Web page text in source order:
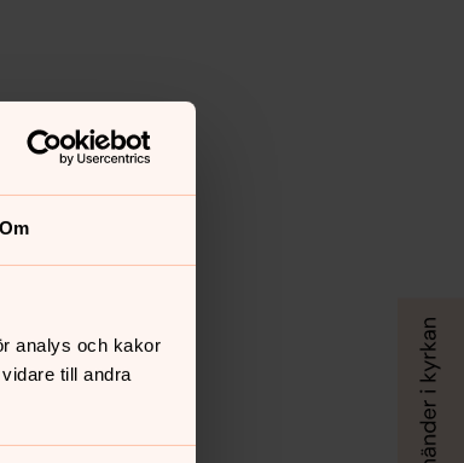
Om
analys och kakor
till andra